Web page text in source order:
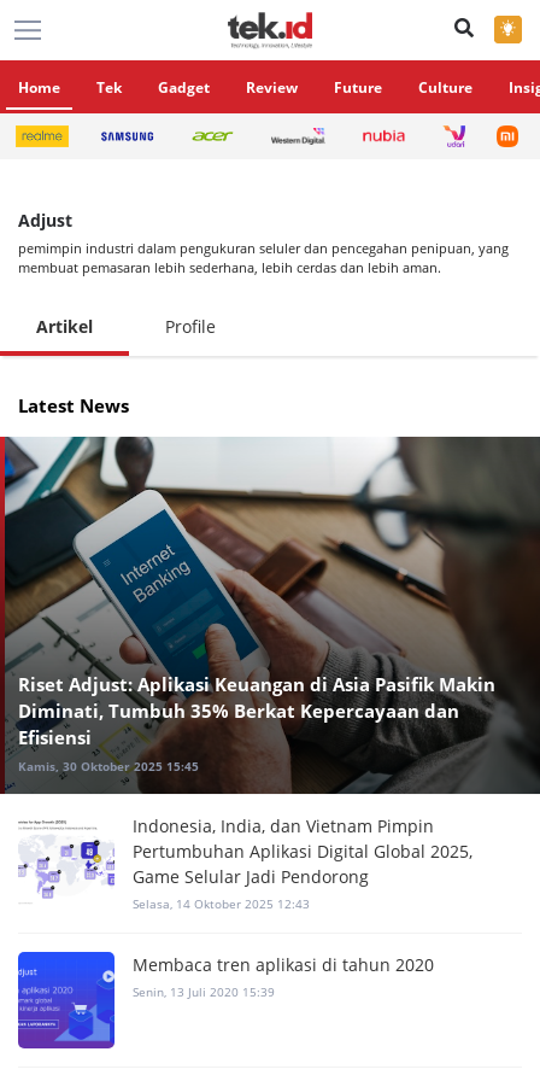
×
Home Tek Gadget Review Future Culture
Adjust
pemimpin industri dalam pengukuran seluler dan pencegahan penipuan, yang
membuat pemasaran lebih sederhana, lebih cerdas dan lebih aman.
Artikel Profile
Latest News
Riset Adjust: Aplikasi Keuangan di Asia Pasifik Makin
Diminati, Tumbuh 35% Berkat Kepercayaan dan
Efisiensi
Kamis, 30 Oktober 2025 15:45
Indonesia, India, dan Vietnam Pimpin
Pertumbuhan Aplikasi Digital Global 2025,
Game Selular Jadi Pendorong
Selasa, 14 Oktober 2025 12:43
Membaca tren aplikasi di tahun 2020
Senin, 13 Juli 2020 15:39